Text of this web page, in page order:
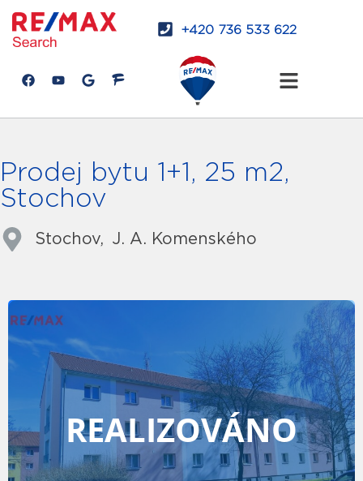
+420 736 533 622
Prodej bytu 1+1, 25 m2,
Stochov
Stochov, J. A. Komenského
REALIZOVÁNO